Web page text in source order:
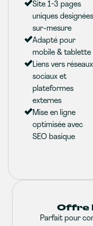
Site 1-3 pages
uniques designées
sur-mesure
Adapté pour
mobile & tablette
Liens vers réseaux
sociaux et
plateformes
externes
Mise en ligne
optimisée avec
SEO basique
Offre
Parfait pour